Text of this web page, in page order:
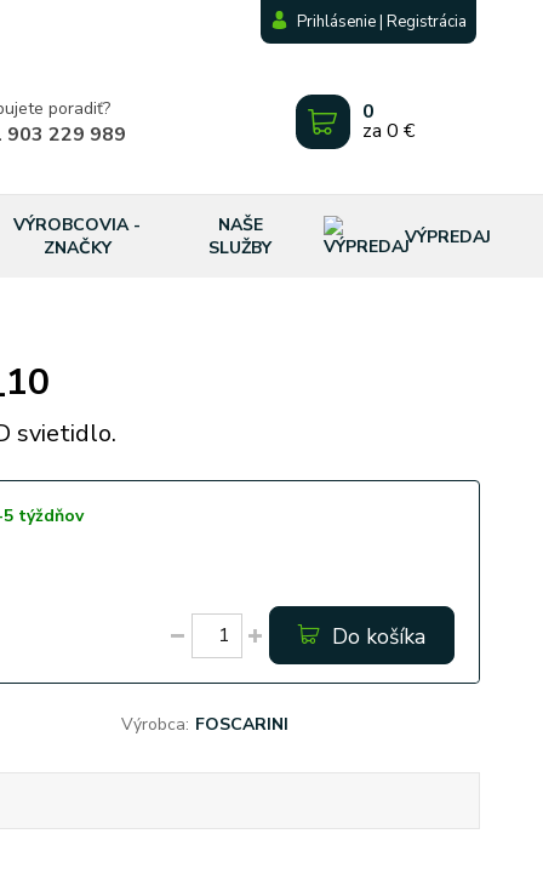
Prihlásenie | Registrácia
poradiť?
903 229 989
0
za 0 €
VÝROBCOVIA -
ZNAČKY
NAŠE
SLUŽBY
VÝPREDAJ
svietidlo.
týždňov
Do košíka
Výrobca: FOSCARINI